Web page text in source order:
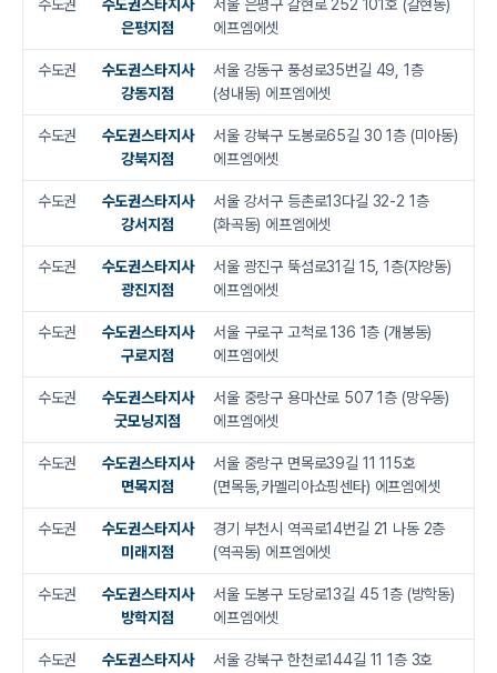
수도권
수도권스타지사
은평지점
서울 은평구 갈현로 252 101호 (갈현동)
에프엠에셋
수도권
수도권스타지사
강동지점
서울 강동구 풍성로35번길 49, 1층
(성내동) 에프엠에셋
수도권
수도권스타지사
강북지점
서울 강북구 도봉로65길 30 1층 (미아동)
에프엠에셋
수도권
수도권스타지사
강서지점
서울 강서구 등촌로13다길 32-2 1층
(화곡동) 에프엠에셋
수도권
수도권스타지사
광진지점
서울 광진구 뚝섬로31길 15, 1층(자양동)
에프엠에셋
수도권
수도권스타지사
구로지점
서울 구로구 고척로 136 1층 (개봉동)
에프엠에셋
수도권
수도권스타지사
굿모닝지점
서울 중랑구 용마산로 507 1층 (망우동)
에프엠에셋
수도권
수도권스타지사
면목지점
서울 중랑구 면목로39길 11 115호
(면목동,카멜리아쇼핑센타) 에프엠에셋
수도권
수도권스타지사
미래지점
경기 부천시 역곡로14번길 21 나동 2층
(역곡동) 에프엠에셋
수도권
수도권스타지사
방학지점
서울 도봉구 도당로13길 45 1층 (방학동)
에프엠에셋
수도권
수도권스타지사
서울 강북구 한천로144길 11 1층 3호